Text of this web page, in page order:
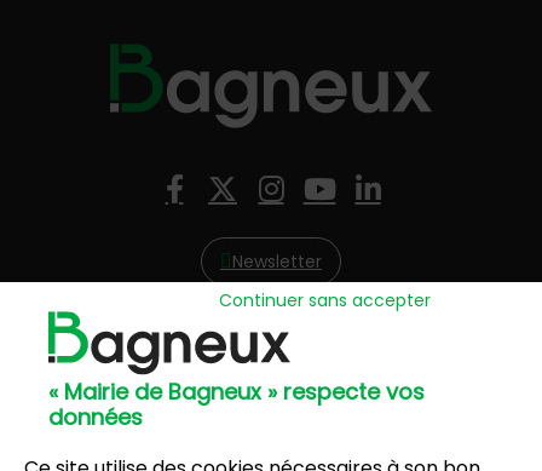
« Mairie de Bagneux » respecte vos
données
Continuer sans accepter
Facebook
X (Twitter)
Instagram
YouTube
LinkedIn
Newsletter
Hôtel de Ville
57, avenue Henri Ravera - 92220 Bagneux
01 42 31 60 00
8, résidence du Port Galand - 92220 Bagneux